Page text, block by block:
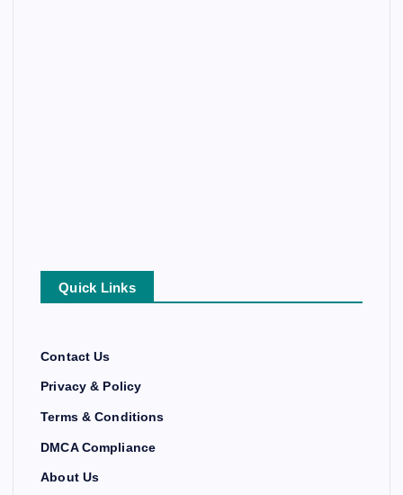
Quick Links
Contact Us
Privacy & Policy
Terms & Conditions
DMCA Compliance
About Us